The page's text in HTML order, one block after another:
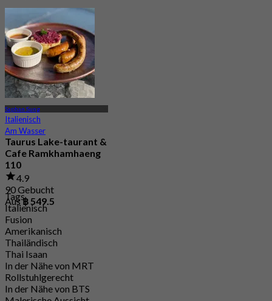
Saphan Sung
Italienisch
Am Wasser
Taurus Lake-taurant &
Cafe Ramkhamhaeng
110
4.9
90 Gebucht
Aus฿ 549.5
Tags
Italienisch
Fusion
Amerikanisch
Thailändisch
Thai Isaan
In der Nähe von MRT
Rollstuhlgerecht
In der Nähe von BTS